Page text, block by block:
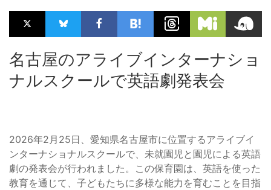
名古屋のアライブインターナショ
ナルスクールで英語劇発表会
2026年2月25日、愛知県名古屋市に位置するアライブイ
ンターナショナルスクールで、未就園児と園児による英語
劇の発表会が行われました。この保育園は、英語を使った
教育を通じて、子どもたちに多様な能力を育むことを目指